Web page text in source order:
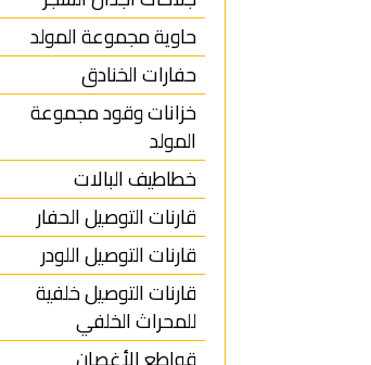
حاوية مجموعة المولد
حفارات الخنادق
خزانات وقود مجموعة
المولد
خطاطيف البالات
قارنات التوصيل الحفار
قارنات التوصيل اللودر
قارنات التوصيل خلفية
للمحراث الخلفي